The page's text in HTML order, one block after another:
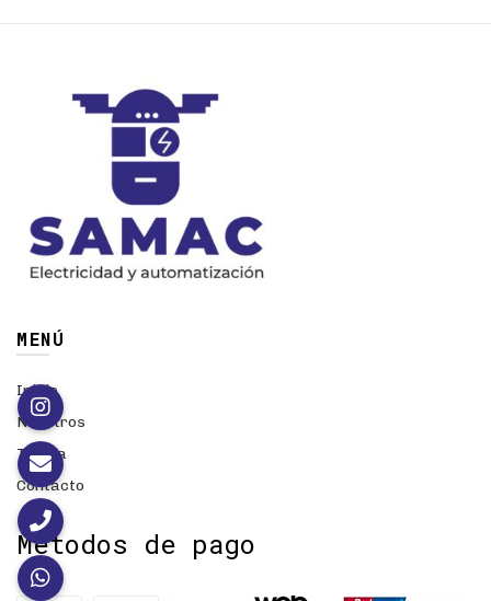
MENÚ
Inicio
Nosotros
Tienda
Contacto
Métodos de pago